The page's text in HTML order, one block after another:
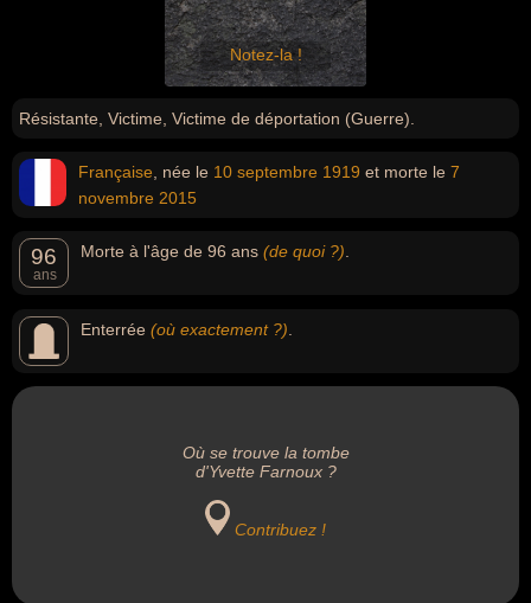
Notez-la !
Résistante, Victime, Victime de déportation (Guerre).
Française , née le 10 septembre 1919 et morte le 7
novembre 2015
96
ans
Morte à l'âge de 96 ans (de quoi ?)
Enterrée (où exactement ?)
Où se trouve la tombe
d'Yvette Farnoux ?
Contribuez !